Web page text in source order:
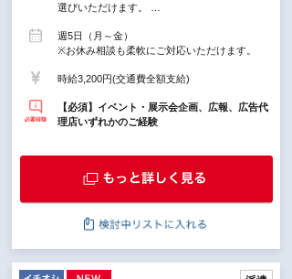
選びいただけます。 …
週5日（月～金）
※お休み相談も柔軟にご対応いただけます。
時給3,200円(交通費全額支給)
【必須】イベント・展示会企画、広報、広告代
理店いずれかのご経験